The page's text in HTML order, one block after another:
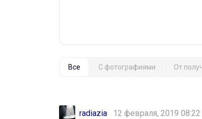
Все С фотографиями От
radiazia 12 февраля, 2019 08:22